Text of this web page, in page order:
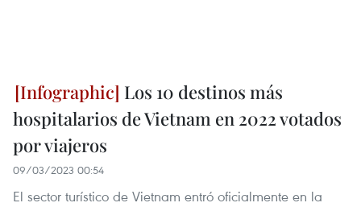
Los 10 destinos más
hospitalarios de Vietnam en 2022 votados
por viajeros
09/03/2023 00:54
El sector turístico de Vietnam entró oficialmente en la